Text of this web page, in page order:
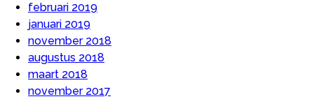
februari 2019
januari 2019
november 2018
augustus 2018
maart 2018
november 2017